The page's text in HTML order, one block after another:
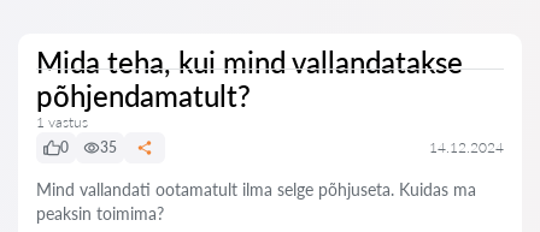
Mida teha, kui mind vallandatakse
põhjendamatult?
1 vastus
0
35 14.12.2024
Mind vallandati ootamatult ilma selge põhjuseta. Kuidas ma
peaksin toimima?